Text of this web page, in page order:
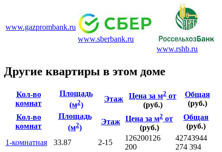
www.gazprombank.ru
www.sberbank.ru
www.rshb.ru
Другие квартиры в этом доме
Кол-во
комнат
Площадь
(м2)
Этаж Цена за м2 от
(руб.)
Общая
(руб.)
Кол-во
комнат
Площадь
(м2)
Этаж Цена за м2 от
(руб.)
Общая
(руб.)
1-комнатная
33.87 2-15
126200126
200
42743944
274 394